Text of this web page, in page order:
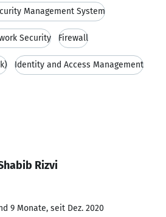
Management System
Security Firewall
Identity and Access Management
Rizvi
9 Monate, seit Dez. 2020